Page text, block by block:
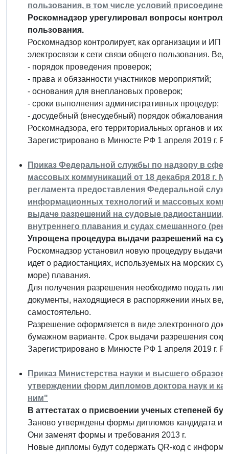
пользования, в том числе условий
Роскомнадзор урегулировал вопросы
пользования.
Роскомнадзор контролирует, как организации и ИП
электросвязи к сети связи общего пользования.
- порядок проведения проверок;
- права и обязанности участников мероприятий;
- основания для внеплановых проверок;
- сроки выполнения административных процедур;
- досудебный (внесудебный) порядок обжалования
Роскомнадзора, его территориальных органов и их
Зарегистрировано в Минюсте РФ 1 апреля 2019 г.
Приказ Федеральной службы по надзору в
массовых коммуникаций от 18 декабря 2018 г.
регламента предоставления Федеральной
информационных технологий и массовых
выдаче разрешений на судовые радиостанции,
внутреннего плавания и судах смешанного
Упрощена процедура выдачи разрешений на
Роскомнадзор установил новую процедуру выдачи
идет о радиостанциях, используемых на морских
море) плавания.
Для получения разрешения необходимо подать
документы, находящиеся в распоряжении иных
самостоятельно.
Разрешение оформляется в виде электронного
бумажном варианте. Срок выдачи разрешения
Зарегистрировано в Минюсте РФ 1 апреля 2019 г.
Приказ Министерства науки и высшего
утверждении форм дипломов доктора наук и
ним"
В аттестатах о присвоении ученых степеней
Заново утверждены формы дипломов кандидата и
Они заменят формы и требования 2013 г.
Новые дипломы будут содержать QR-код с